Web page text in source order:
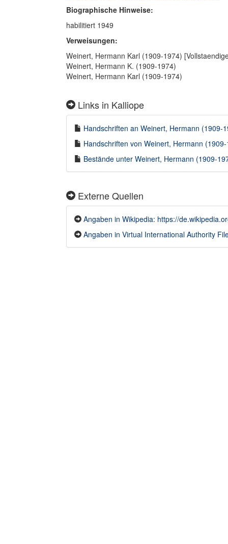
Biographische Hinweise:
habilitiert 1949
Verweisungen:
Weinert, Hermann Karl (1909-1974)
Weinert, Hermann K. (1909-1974)
Weinert, Hermann Karl (1909-1974)
Links in Kalliope
Handschriften an Weinert, Hermann (1909-
Handschriften von Weinert, Hermann
Bestände unter Weinert, Hermann (1909-
Externe Quellen
Angaben in Wikipedia: https://
Angaben in Virtual International Authority